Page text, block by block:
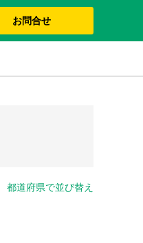
お問合せ
都道府県で並び替え